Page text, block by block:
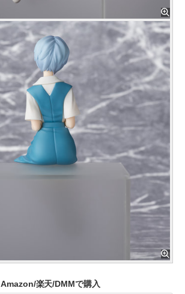
Amazon/楽天/DMMで購入